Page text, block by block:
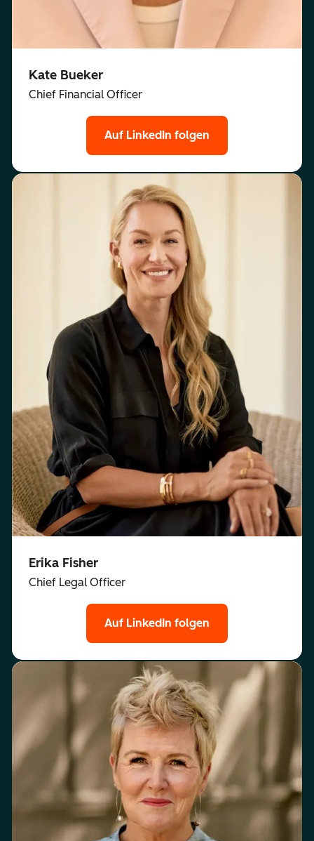
Kate Bueker
Chief Financial Officer
Auf LinkedIn folgen
Erika Fisher
Chief Legal Officer
Auf LinkedIn folgen